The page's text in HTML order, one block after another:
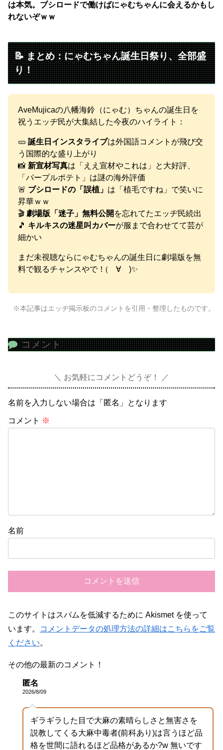
は本気。ブシロードで働けばにゃむちゃんに会えるかもし
れないぞｗｗ
📝 まとめ：にゃむちゃん誕生日祭り、全部盛
り！
AveMujicaの八幡海鈴（にゃむ）ちゃんの誕生日を
祝うエッヂ民が大集結した今夜のハイライト：
🥒 誕生日インスタライブは外国語コメントが飛び交
う国際的な盛り上がり
📸 新宣材写真は「ええ宣材やこれは」と大好評、
「パープルポテト」は謎の海外評価
🚨 ブシロードの「誤植」 は「植毛ですね」で笑いに
昇華ｗｗ
🎬 劇場版「迷子」無料公開 を忘れてたエッヂ民続出
🎵 キルキスの迷星叫カバーが服まで合わせてて芸が
細かい
まだ未視聴ならにゃむちゃんの誕生日に劇場版を無
料で観るチャンスやで！(゚∀゚)✨
※本記事はエッヂ掲示板のコメントを引用・整理したものです。
コメント
お気軽にコメントどうぞ！
名前を入力しない場合は「匿名」となります
コメント ※
名前
このサイトはスパムを低減するために Akismet を使って
います。
コメントデータの処理方法の詳細はこちらをご覧
ください。
その他の最新のコメント！
匿名
2026/8/09
ギラギラした目で大麻の素晴らしさと無害さを
説教してくる大麻中毒者(前科あり)は言うほど品
格を世間に語れるほど品格があるか?w 無いです